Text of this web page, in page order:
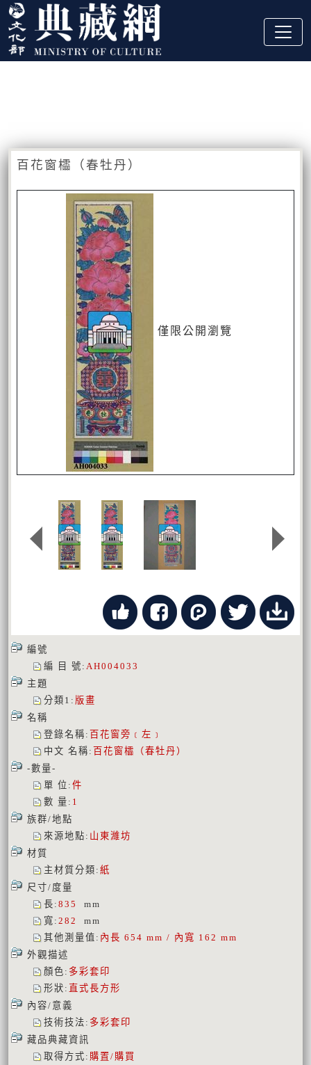
跳到主要內容
:::
百花窗櫺（春牡丹）
僅限公開瀏覽
編號
編 目 號 : AH004033
主題
分類1 : 版畫
名稱
登錄名稱 : 百花窗旁﹝左﹞
中文 名稱 : 百花窗櫺（春牡丹）
-數量-
單 位 : 件
數 量 : 1
族群/地點
來源地點 : 山東濰坊
材質
主材質分類 : 紙
尺寸/度量
長 : 835
mm
寬 : 282
mm
其他測量值 : 內長 654 mm / 內寬 162 mm
外觀描述
顏色 : 多彩套印
形狀 : 直式長方形
內容/意義
技術技法 : 多彩套印
藏品典藏資訊
取得方式 : 購置/購買